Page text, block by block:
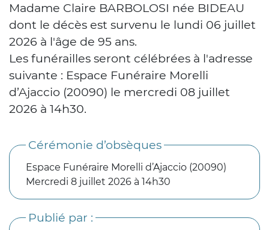
Madame Claire BARBOLOSI née BIDEAU
dont le décès est survenu le lundi 06 juillet
2026 à l'âge de 95 ans.
Les funérailles seront célébrées à l'adresse
suivante : Espace Funéraire Morelli
d’Ajaccio (20090) le mercredi 08 juillet
2026 à 14h30.
Cérémonie d’obsèques
Espace Funéraire Morelli d’Ajaccio (20090)
Mercredi 8 juillet 2026 à 14h30
Publié par :